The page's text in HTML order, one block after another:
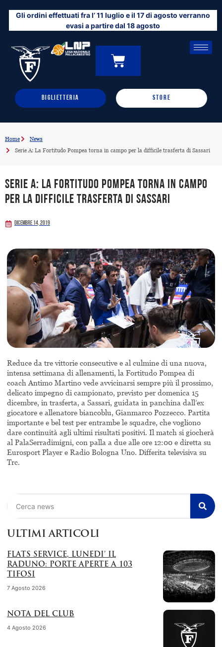
contenuto
Gli ordini effettuati fra l’ 11 luglio e il 17 di agosto verranno
evasi a partire dal 18 agosto
0
CARRELLO
BIGLIETTERIA STORE
Home
News
Serie A: La Fortitudo Pompea torna in campo per la difficile trasferta di Sassari
Serie A: La Fortitudo Pompea torna in campo
per la difficile trasferta di Sassari
Dicembre 14, 2019
Reduce da tre vittorie consecutive e al culmine di una nuova,
intensa settimana di allenamenti, la Fortitudo Pompea di
coach Antimo Martino vede avvicinarsi sempre più il prossimo,
delicato impegno di campionato, previsto per domenica 15
dicembre, in trasferta, a Sassari, guidata in panchina dall’ex
giocatore e allenatore biancoblu, Gianmarco Pozzecco. Partita
importante e bel test per entrambe le squadre, che vogliono
dare continuità agli ultimi risultati positivi. Il match si giocherà
al PalaSerradimigni, con palla a due alle ore 12:00 e diretta su
Eurosport Player e Radio Bologna Uno. Differita televisiva su
Trc.
ULTIMI ARTICOLI
FLATS SERVICE, LUNEDI’ IL
RADUNO: PORTE APERTE A 103
TIFOSI
7 Agosto 2026
NOTA DEL CLUB
4 Agosto 2026